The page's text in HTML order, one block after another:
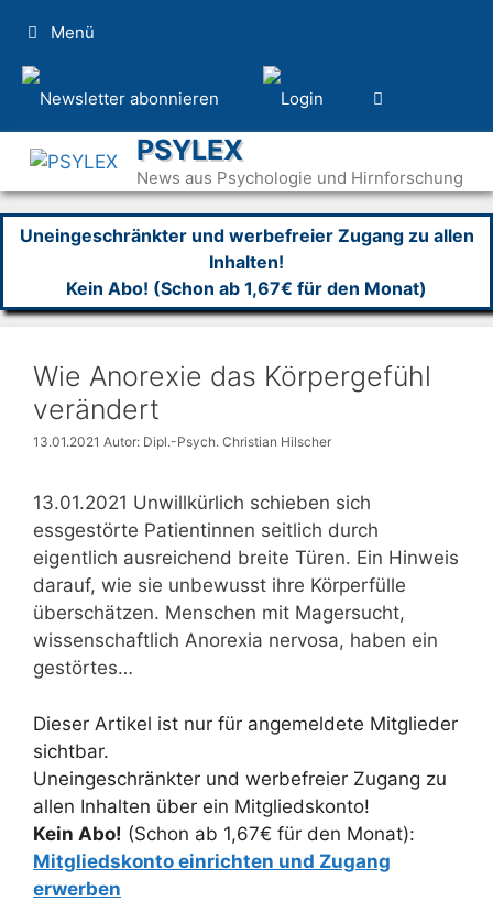
Inhalt
springen
Menü
PSYLEX
News aus Psychologie und Hirnforschung
Uneingeschränkter und werbefreier Zugang zu allen
Inhalten!
Kein Abo! (Schon ab 1,67€ für den Monat)
Wie Anorexie das Körpergefühl
verändert
13.01.2021 Autor: Dipl.-Psych. Christian Hilscher
13.01.2021 Unwillkürlich schieben sich
essgestörte Patientinnen seitlich durch
eigentlich ausreichend breite Türen. Ein Hinweis
darauf, wie sie unbewusst ihre Körperfülle
überschätzen. Menschen mit Magersucht,
wissenschaftlich Anorexia nervosa, haben ein
gestörtes…
Dieser Artikel ist nur für angemeldete Mitglieder
sichtbar.
Uneingeschränkter und werbefreier Zugang zu
allen Inhalten über ein Mitgliedskonto!
Kein Abo! (Schon ab 1,67€ für den Monat):
Mitgliedskonto einrichten und Zugang
erwerben